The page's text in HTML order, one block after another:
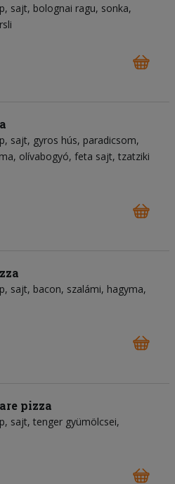
sajt bolognai ragu sonka
sajt gyros hús paradicsom
olívabogyó feta sajt tzatziki
sajt bacon szalámi hagyma
pizza
sajt tenger gyümölcsei